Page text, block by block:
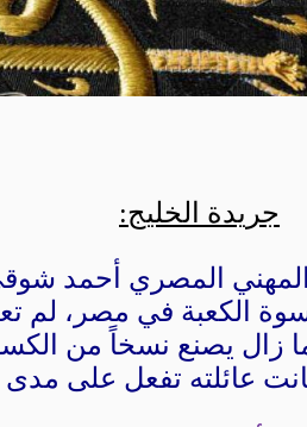
جريدة الخليج:
المهني المصري أحمد
الكعبة في مصر، لم
زال يصنع نسخاً من
عائلته تفعل على مدى